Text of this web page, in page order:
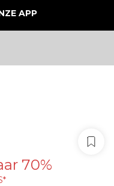
APP
70%